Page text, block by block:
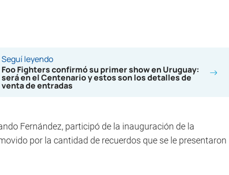
Seguí leyendo
Foo Fighters confirmó su primer show en Uruguay:
será en el Centenario y estos son los detalles de
venta de entradas
Fernández, participó de la inauguración de la
por la cantidad de recuerdos que se le presentaron